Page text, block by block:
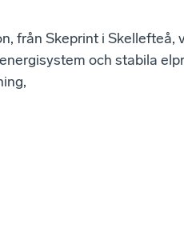
från Skeprint i
och stabila